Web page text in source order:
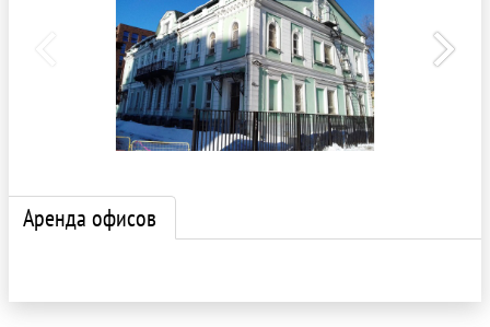
Аренда офисов